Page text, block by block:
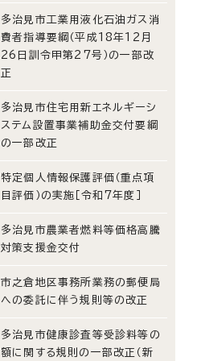
多治見市工業用液化石油ガス消
費者指導要綱（平成18年12月
26日訓令甲第27号）の一部改
正
多治見市住宅用新エネルギーシ
ステム設置事業補助金交付要綱
の一部改正
特定個人情報保護評価（重点項
目評価）の実施［令和7年度］
多治見市農業者燃料等価格高騰
対策支援金交付
市之倉地区事務所業務の郵便局
への委託に伴う規則等の改正
多治見市健康診査等受診料等の
額に関する規則の一部改正（新